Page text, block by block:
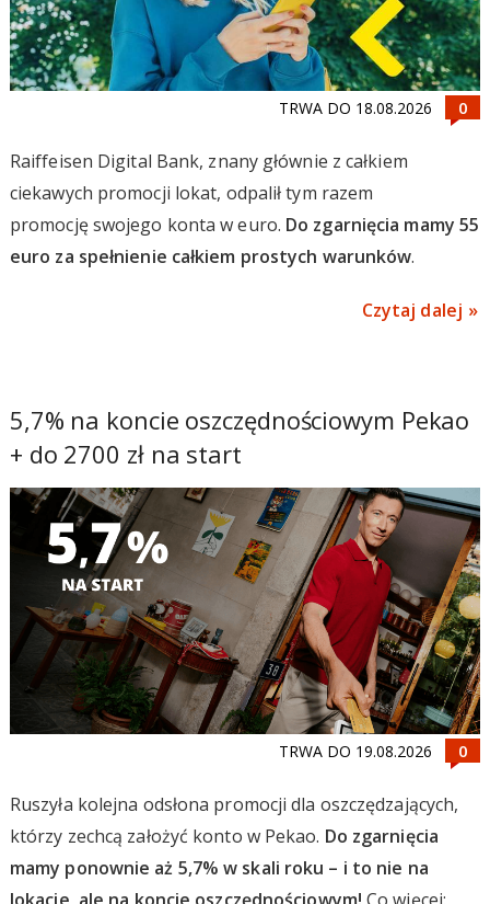
TRWA DO 18.08.2026
Raiffeisen Digital Bank, znany głównie z całkiem
ciekawych promocji lokat, odpalił tym razem
promocję swojego konta w euro. Do zgarnięcia mamy 55
euro za spełnienie całkiem prostych warunków.
Czytaj dalej
5,7% na koncie oszczędnościowym Pekao
+ do 2700 zł na start
TRWA DO 19.08.2026
Ruszyła kolejna odsłona promocji dla oszczędzających,
którzy zechcą założyć konto w Pekao. Do zgarnięcia
mamy ponownie aż 5,7% w skali roku – i to nie na